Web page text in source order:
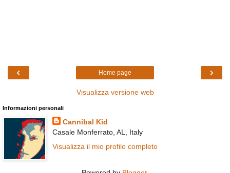
‹ ›
Home page
Visualizza versione web
Informazioni personali
Cannibal Kid
Casale Monferrato, AL, Italy
Visualizza il mio profilo completo